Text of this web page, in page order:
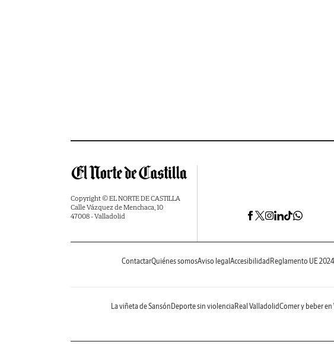
Copyright © EL NORTE DE CASTILLA
Calle Vázquez de Menchaca, 10
47008 - Valladolid
ContactarQuiénes somosAviso legal Accesibilidad Reglamento UE
La viñeta de Sansón Deporte sin violencia Real ValladolidComer y beber